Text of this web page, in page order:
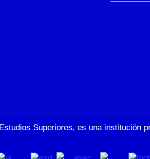
Superiores, es una institución